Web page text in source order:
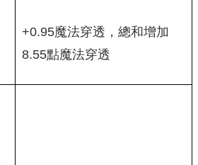
+0.95魔法穿透，總和增加
8.55點魔法穿透